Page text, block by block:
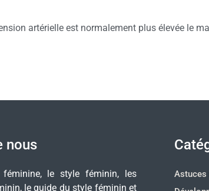
artérielle est normalement plus élevée le
nous
le style féminin, les
le guide du style féminin et
Astuces